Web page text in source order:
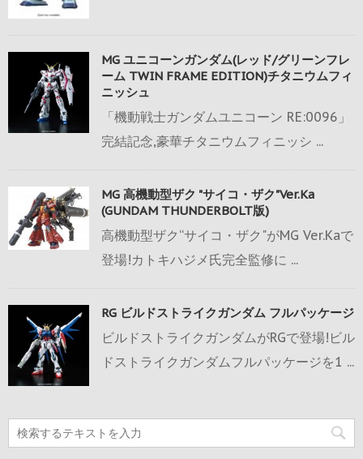
MG ユニコーンガンダム(レッド/グリーンフレ
ーム TWIN FRAME EDITION)チタニウムフィ
ニッシュ
「機動戦士ガンダムユニコーン RE:0096」
完結記念,豪華チタニウムフィニッシ ...
MG 高機動型ザク "サイコ・ザク"Ver.Ka
(GUNDAM THUNDERBOLT版)
高機動型ザク“サイコ・ザク"がMG Ver.Kaで
登場!カトキハジメ氏完全監修に ...
RG ビルドストライクガンダム フルパッケージ
ビルドストライクガンダムがRGで登場!ビル
ドストライクガンダムフルパッケージを1 ...